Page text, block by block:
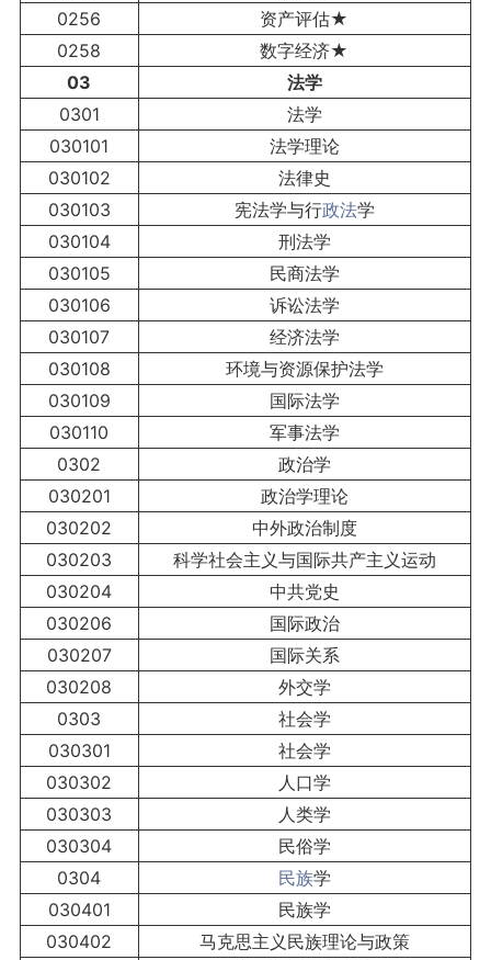
0256
资产评估★
0258
数字经济★
03
法学
0301
法学
030101
法学理论
030102
法律史
030103
宪法学与行政法学
030104
刑法学
030105
民商法学
030106
诉讼法学
030107
经济法学
030108
环境与资源保护法学
030109
国际法学
030110
军事法学
0302
政治学
030201
政治学理论
030202
中外政治制度
030203
科学社会主义与国际共产主义运动
030204
中共党史
030206
国际政治
030207
国际关系
030208
外交学
0303
社会学
030301
社会学
030302
人口学
030303
人类学
030304
民俗学
0304
民族学
030401
民族学
030402
马克思主义民族理论与政策